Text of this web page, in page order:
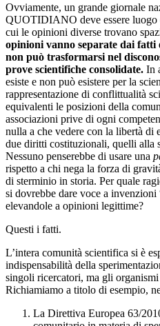
Ovviamente, un grande giornale
QUOTIDIANO deve essere luogo
cui le opinioni diverse trovano
opinioni vanno separate dai fatti
non può trasformarsi nel
prove scientifiche consolidate. In
esiste e non può esistere per la
rappresentazione di conflittualità
equivalenti le posizioni della
associazioni prive di ogni
nulla a che vedere con la libertà di
due diritti costituzionali, quelli alla
Nessuno penserebbe di usare una
rispetto a chi nega la forza di
di sterminio in storia. Per quale
si dovrebbe dare voce a
elevandole a opinioni legittime?
Questi i fatti.
L’intera comunità scientifica si è
indispensabilità della
singoli ricercatori, ma gli
Richiamiamo a titolo di esempio,
La Direttiva Europea 63/